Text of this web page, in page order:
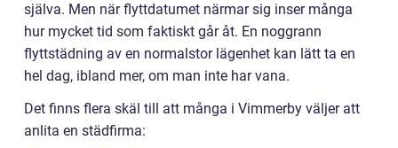
själva. Men när flyttdatumet närmar sig inser många
hur mycket tid som faktiskt går åt. En noggrann
flyttstädning av en normalstor lägenhet kan lätt ta en
hel dag, ibland mer, om man inte har vana.
Det finns flera skäl till att många i Vimmerby väljer att
anlita en städfirma: